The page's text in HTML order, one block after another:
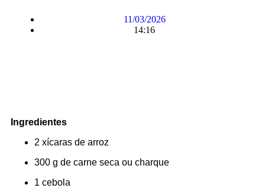
11/03/2026
14:16
Ingredientes
2 xícaras de arroz
300 g de carne seca ou charque
1 cebola